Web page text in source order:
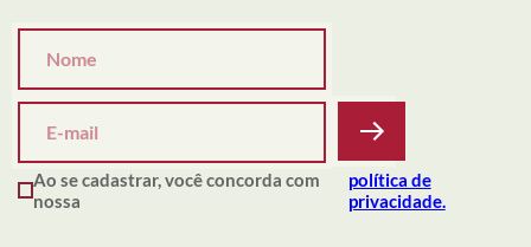
Ao se cadastrar, você concorda com
nossa
política de
privacidade.